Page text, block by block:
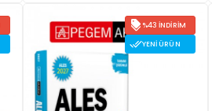
%43 İNDIRIM
YENI ÜRÜN